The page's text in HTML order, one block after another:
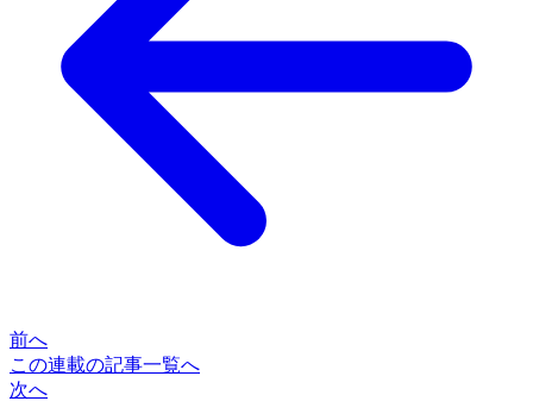
前へ
この連載の記事一覧へ
次へ